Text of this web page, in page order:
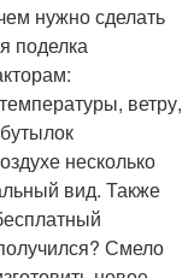
нужно сделать
поделка
ветру,
несколько
вид. Также
Смело